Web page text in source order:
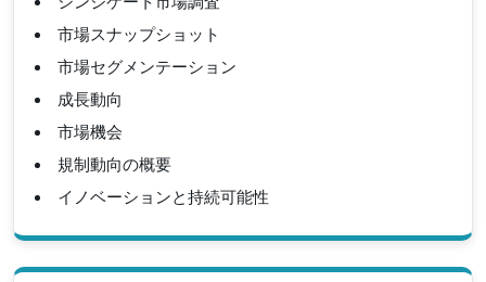
市場スナップショット
市場セグメンテーション
成長動向
市場機会
規制動向の概要
イノベーションと持続可能性